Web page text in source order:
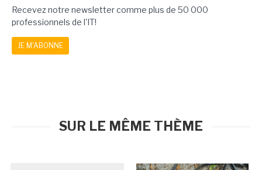
Recevez notre newsletter comme plus de 50 000
professionnels de l'IT!
JE M'ABONNE
SUR LE MÊME THÈME